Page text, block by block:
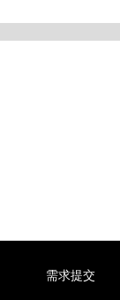
需求提交